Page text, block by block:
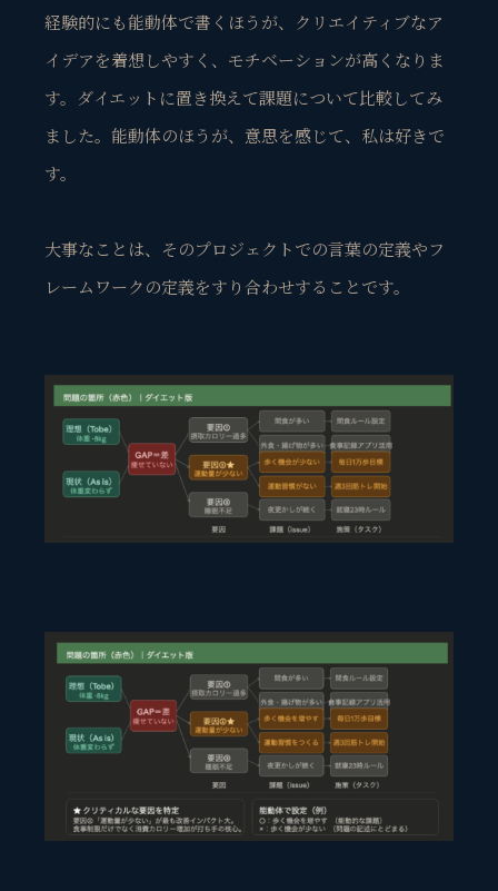
経験的にも能動体で書くほうが、クリエイティブなア
イデアを着想しやすく、モチベーションが高くなりま
す。ダイエットに置き換えて課題について比較してみ
ました。能動体のほうが、意思を感じて、私は好きで
す。
大事なことは、そのプロジェクトでの言葉の定義やフ
レームワークの定義をすり合わせすることです。